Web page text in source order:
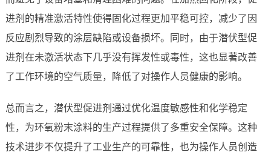
进剂的精准激活特性使得固化过程更加平稳可控，减少了因
反应剧烈导致的涂层缺陷或设备损坏。同时，由于潜伏型促
进剂在未激活状态下几乎没有挥发性或毒性，这也显著改善
了工作环境的空气质量，降低了对操作人员健康的影响。
总而言之，潜伏型促进剂通过优化温度敏感性和化学稳定
性，为环氧粉末涂料的生产过程提供了多重安全保障。这种
技术进步不仅提升了工业生产的可靠性，也为操作人员创造